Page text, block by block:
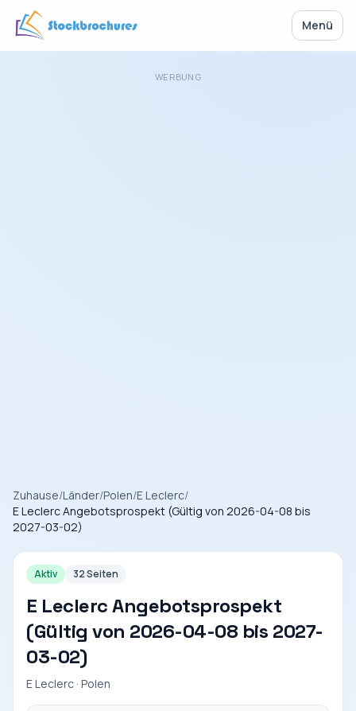
Menü
WERBUNG
Zuhause/Länder/Polen/E Leclerc/
E Leclerc Angebotsprospekt (Gültig von 2026-04-08 bis
2027-03-02)
Aktiv 32 Seiten
E Leclerc Angebotsprospekt
(Gültig von 2026-04-08 bis 2027-
03-02)
E Leclerc · Polen